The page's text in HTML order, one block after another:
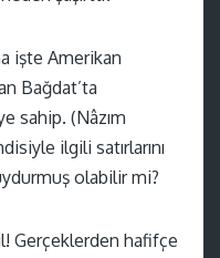
işte Amerikan
Bağdat’ta
sahip. (Nâzım
ilgili satırlarını
olabilir mi?
Gerçeklerden hafifçe